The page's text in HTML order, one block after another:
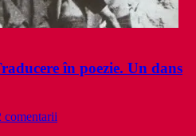
în poezie. Un dans
comentarii